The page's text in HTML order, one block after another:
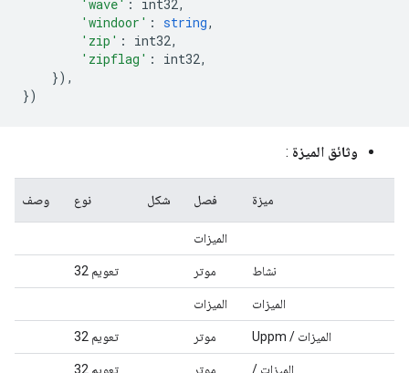
'wave' : int32,
'windoor' : string,
'zip' : int32,
'zipflag' : int32,
}),
})
وثائق الميزة :
ميزة فصل شكل نوع وصف
الميزات
نشاط موتر تعويم 32
الميزات الميزات
الميزات / Uppm موتر تعويم 32
الميزات / موتر تعويم 32